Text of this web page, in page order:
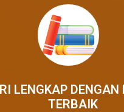
LENGKAP
TERBAIK​